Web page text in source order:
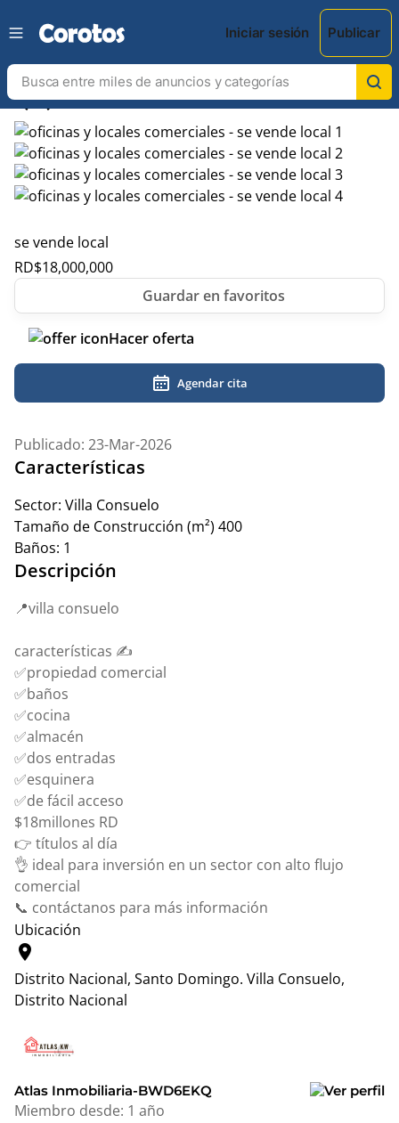
Iniciar sesión Publicar
chevron_leftchevron_right
se vende local
RD$18,000,000
Hacer oferta
Agendar cita
Publicado: 23-Mar-2026
Características
Sector: Villa Consuelo
Tamaño de Construcción (m²) 400
Baños: 1
Descripción
📍villa consuelo
características ✍️
✅propiedad comercial
✅baños
✅cocina
✅almacén
✅dos entradas
✅esquinera
✅de fácil acceso
$18millones RD
👉 títulos al día
👌 ideal para inversión en un sector con alto flujo
comercial
📞 contáctanos para más información
Ubicación
location_on
Distrito Nacional, Santo Domingo. Villa Consuelo,
Distrito Nacional
+
−
Atlas Inmobiliaria-BWD6EKQ
Miembro desde: 1 año